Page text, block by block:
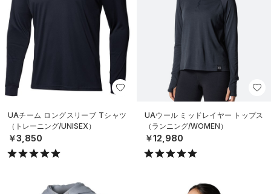
UAチーム ロングスリーブ Tシャツ
（トレーニング/UNISEX）
￥3,850
UAウール ミッドレイヤー トップス
（ランニング/WOMEN）
￥12,980